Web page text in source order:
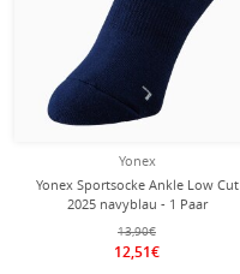
Yonex
Yonex Sportsocke Ankle Low Cut
2025 navyblau - 1 Paar
13,90€
12,51€